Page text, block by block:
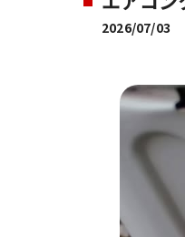
2026/07/03